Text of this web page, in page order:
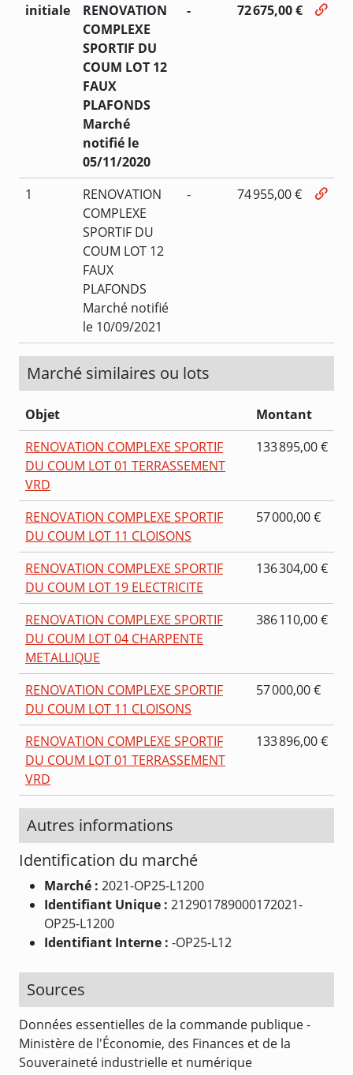
initiale
RENOVATION
COMPLEXE
SPORTIF DU
COUM LOT 12
FAUX
PLAFONDS
Marché
notifié le
05/11/2020
- 72 675,00 €
1
RENOVATION
COMPLEXE
SPORTIF DU
COUM LOT 12
FAUX
PLAFONDS
Marché notifié
le 10/09/2021
- 74 955,00 €
Marché similaires ou lots
Objet
Montant
RENOVATION COMPLEXE SPORTIF
DU COUM LOT 01 TERRASSEMENT
VRD
133 895,00 €
RENOVATION COMPLEXE SPORTIF
DU COUM LOT 11 CLOISONS
57 000,00 €
RENOVATION COMPLEXE SPORTIF
DU COUM LOT 19 ELECTRICITE
136 304,00 €
RENOVATION COMPLEXE SPORTIF
DU COUM LOT 04 CHARPENTE
METALLIQUE
386 110,00 €
RENOVATION COMPLEXE SPORTIF
DU COUM LOT 11 CLOISONS
57 000,00 €
RENOVATION COMPLEXE SPORTIF
DU COUM LOT 01 TERRASSEMENT
VRD
133 896,00 €
Autres informations
Identification du marché
Marché : 2021-OP25-L1200
Identifiant Unique : 212901789000172021-
OP25-L1200
Identifiant Interne : -OP25-L12
Sources
Données essentielles de la commande publique -
Ministère de l'Économie, des Finances et de la
Souveraineté industrielle et numérique